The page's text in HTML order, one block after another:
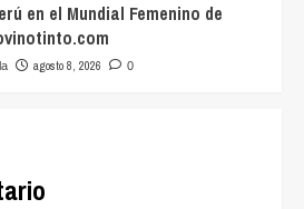
en el Mundial Femenino de
agosto 8, 2026 0